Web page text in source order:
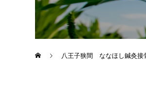
八王子狭間 ななほし鍼灸接